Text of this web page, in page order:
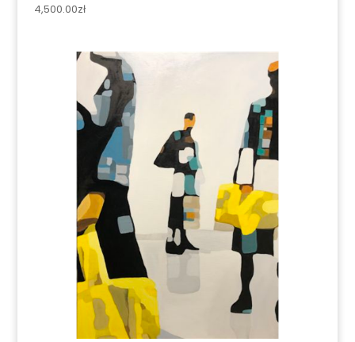
4,500.00zł